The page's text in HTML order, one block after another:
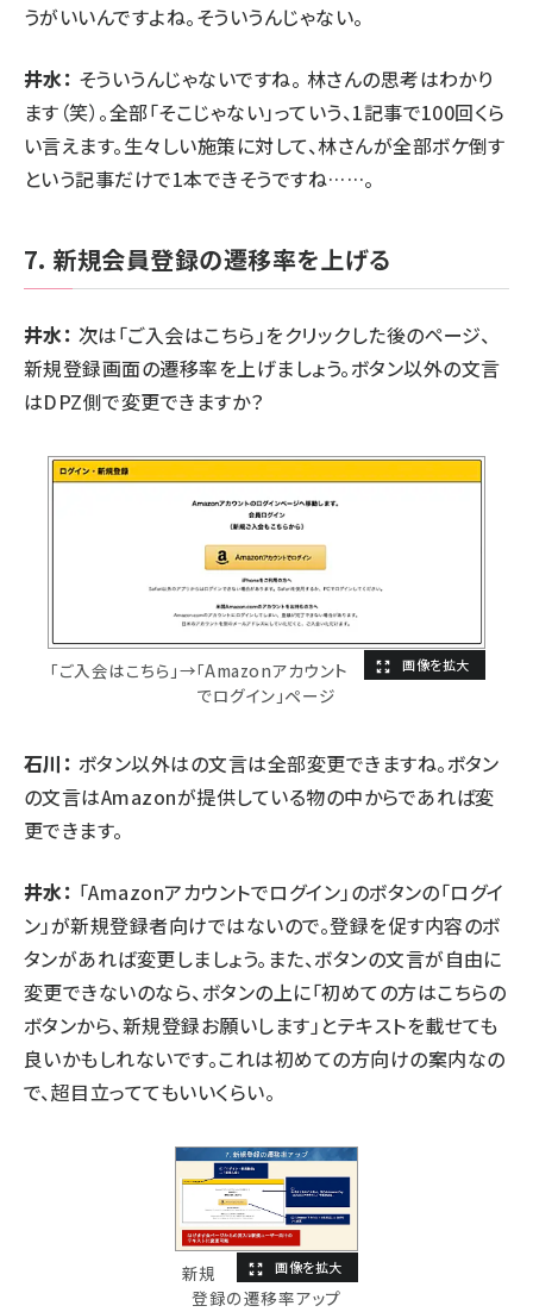
うがいいんですよね。そういうんじゃない。
井水： そういうんじゃないですね。 林さんの思考はわかり
ます（笑）。全部「そこじゃない」っていう、1記事で100回くら
い言えます。生々しい施策に対して、林さんが全部ボケ倒す
という記事だけで1本できそうですね……。
7. 新規会員登録の遷移率を上げる
井水： 次は「ご入会はこちら」をクリックした後のページ、
新規登録画面の遷移率を上げましょう。ボタン以外の文言
はDPZ側で変更できますか？
「ご入会はこちら」→「Amazonアカウント
でログイン」ページ
石川： ボタン以外はの文言は全部変更できますね。ボタン
の文言はAmazonが提供している物の中からであれば変
更できます。
井水： 「Amazonアカウントでログイン」のボタンの「ログイ
ン」が新規登録者向けではないので。登録を促す内容のボ
タンがあれば変更しましょう。また、ボタンの文言が自由に
変更できないのなら、ボタンの上に「初めての方はこちらの
ボタンから、新規登録お願いします」とテキストを載せても
良いかもしれないです。これは初めての方向けの案内なの
で、超目立っててもいいくらい。
新規
登録の遷移率アップ